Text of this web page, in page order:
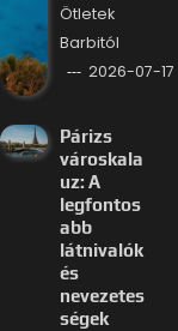
Ötletek
Barbitól
2026-07-17
Párizs
városkala
uz: A
legfontos
abb
látnivalók
és
nevezetes
ségek